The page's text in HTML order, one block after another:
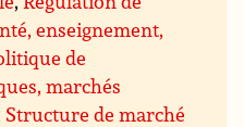
enseignement,
de
marchés
Structure de marché